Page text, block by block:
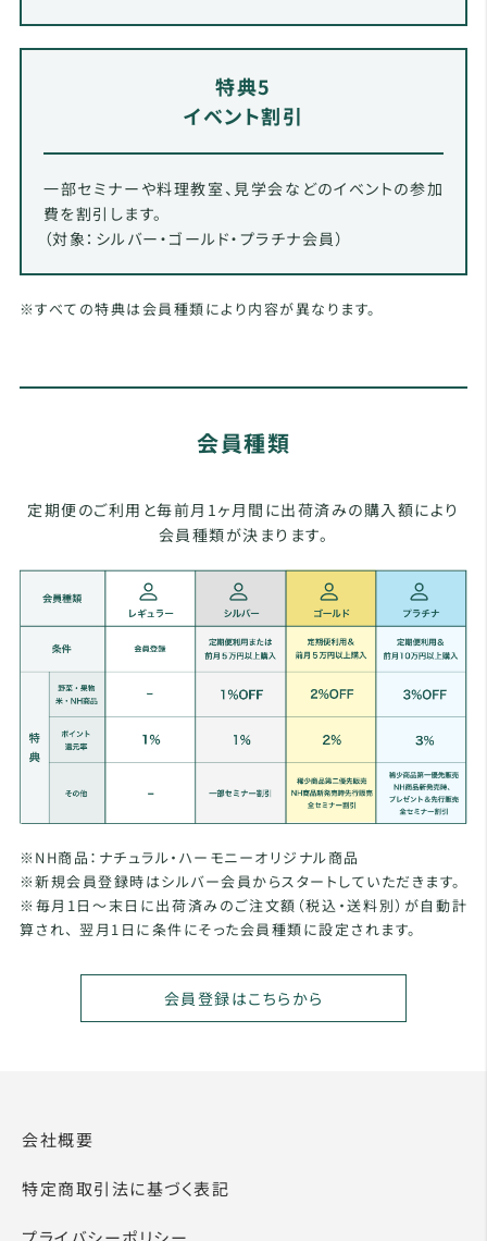
特典5
イベント割引
一部セミナーや料理教室、見学会などのイベントの参加
費を割引します。
（対象：シルバー・ゴールド・プラチナ会員）
※すべての特典は会員種類により内容が異なります。
会員種類
定期便のご利用と毎前月1ヶ月間に出荷済みの購入額により
会員種類が決まります。
※NH商品：ナチュラル・ハーモニーオリジナル商品
※新規会員登録時はシルバー会員からスタートしていただきます。
※毎月1日～末日に出荷済みのご注文額（税込・送料別）が自動計
算され、 翌月1日に条件にそった会員種類に設定されます。
会員登録はこちらから
会社概要
特定商取引法に基づく表記